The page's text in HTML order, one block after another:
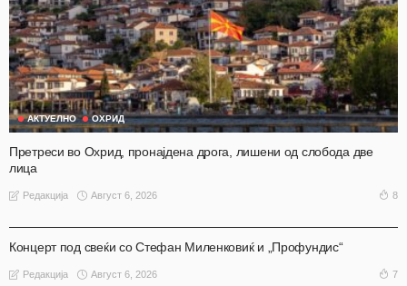
АКТУЕЛНО ОХРИД
Претреси во Охрид, пронајдена дрога, лишени од слобода две
лица
Редакција Август 6, 2026 8
Концерт под свеќи со Стефан Миленковиќ и „Профундис“
Редакција Август 6, 2026 7